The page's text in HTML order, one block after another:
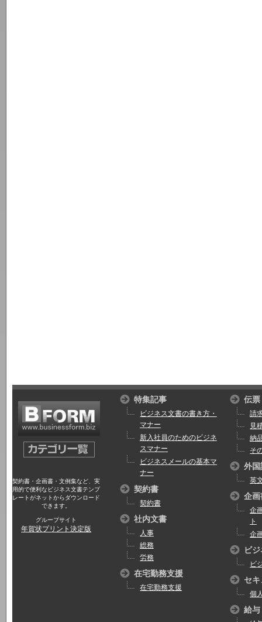
契約書・企画書・文例集など、実
用的で便利なビジネス文書テンプ
レートがネットからダウンロード
できます。
グループサイト
年賀状プリント決定版
特集記事
ビジネス文書の書き方・
マナー
新入社員のためのビジネ
スマナー
ビジネスメールの基本マ
ナー
契約書
契約書
社内文書
人事
総務
労務
在宅勤務支援
在宅勤務支援
伝票
請
見
納
そ
外国
英
企画
企
ト
企
ビ
ビ
セ
個
給与